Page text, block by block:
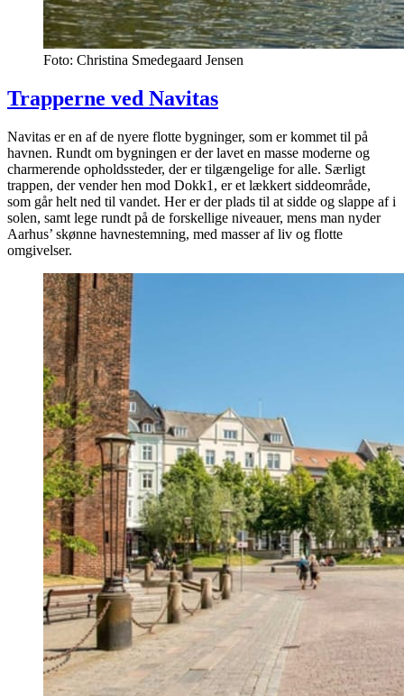
Foto: Christina Smedegaard Jensen
Trapperne ved Navitas
Navitas er en af de nyere flotte bygninger, som er kommet til på
havnen. Rundt om bygningen er der lavet en masse moderne og
charmerende opholdssteder, der er tilgængelige for alle. Særligt
trappen, der vender hen mod Dokk1, er et lækkert siddeområde,
som går helt ned til vandet. Her er der plads til at sidde og slappe af i
solen, samt lege rundt på de forskellige niveauer, mens man nyder
Aarhus’ skønne havnestemning, med masser af liv og flotte
omgivelser.